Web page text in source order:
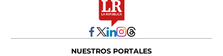
NUESTROS PORTALES